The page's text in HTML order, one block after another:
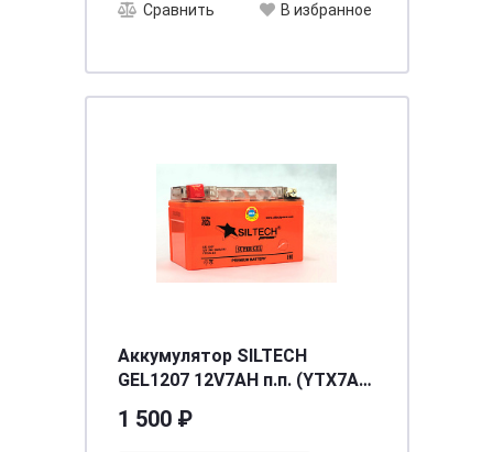
Сравнить В избранное
Аккумулятор SILTECH
GEL1207 12V7AH п.п. (YTX7A-
[д150ш87в94/100]
1 500 ₽